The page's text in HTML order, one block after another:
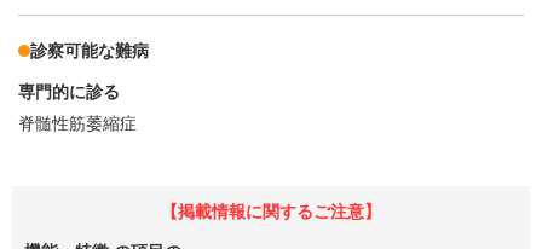
診察可能な難病
専門的に診る
脊髄性筋萎縮症
【掲載情報に関するご注意】